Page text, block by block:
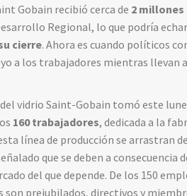
Gobain recibió cerca de 2
Regional, lo que podría
cierre. Ahora es cuando políticos
a los trabajadores mientras llevan
vidrio Saint-Gobain tomó este
160 trabajadores, dedicada a la
línea de producción se arrastran
que se deben a consecuencia
del que depende. De los 150
son prejubilados, directivos y